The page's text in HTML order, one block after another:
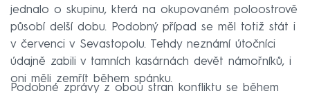
jednalo o skupinu, která na okupovaném poloostrově
působí delší dobu. Podobný případ se měl totiž stát i
v červenci v Sevastopolu. Tehdy neznámí útočníci
údajně zabili v tamních kasárnách devět námořníků, i
oni měli zemřít během spánku.
Podobné zprávy z obou stran konfliktu se během